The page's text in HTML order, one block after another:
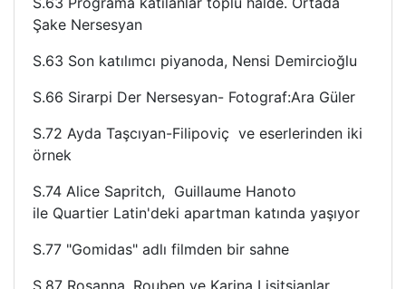
Şake Nersesyan
S.63 Son katılımcı piyanoda, Nensi Demircioğlu
S.66 Sirarpi Der Nersesyan- Fotograf:Ara Güler
S.72 Ayda Taşcıyan-Filipoviç ve eserlerinden iki
örnek
S.74 Alice Sapritch, Guillaume Hanoto
ile Quartier Latin'deki apartman katında yaşıyor
S.77 "Gomidas" adlı filmden bir sahne
S.87 Rosanna, Rouben ve Karina Lisitsianlar